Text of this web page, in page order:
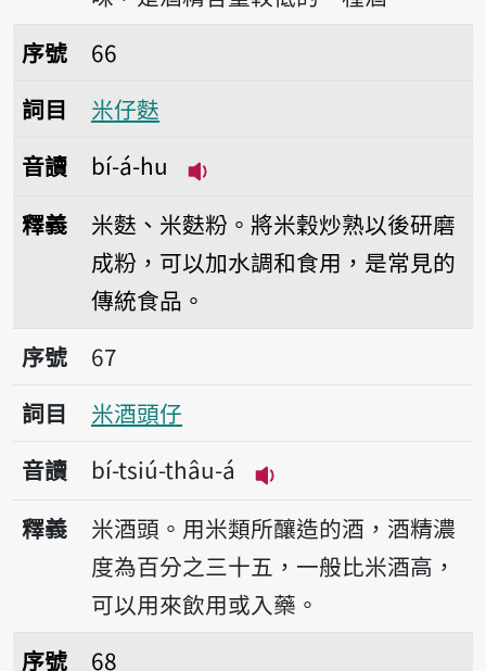
序號66米仔麩
序號
66
詞目
米仔麩
音讀
bí-á-hu
釋義
米麩、米麩粉。將米穀炒熟以後研磨
成粉，可以加水調和食用，是常見的
傳統食品。
序號67米酒頭仔
序號
67
詞目
米酒頭仔
音讀
bí-tsiú-thâu-á
播放音讀bí-tsiú-thâu-
釋義
米酒頭。用米類所釀造的酒，酒精濃
度為百分之三十五，一般比米酒高，
可以用來飲用或入藥。
序號68微微仔
序號
68